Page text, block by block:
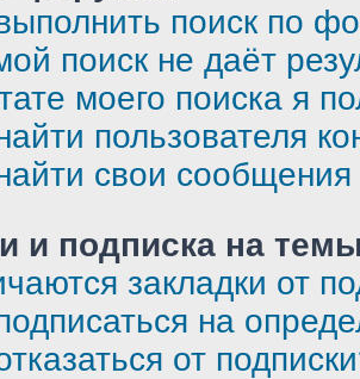
поиск по
поиск не даёт
моего поиска я
пользователя
свои
и подписка на
закладки от
на
от